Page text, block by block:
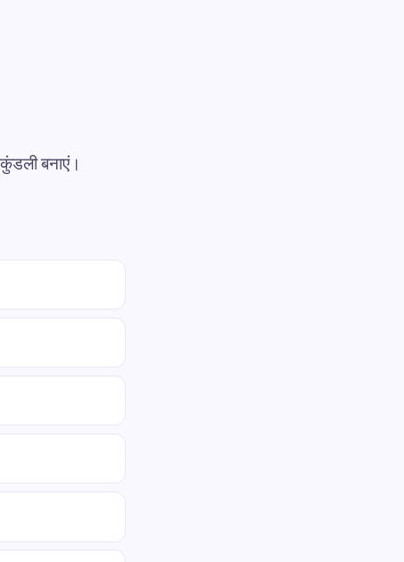
बनाएं।